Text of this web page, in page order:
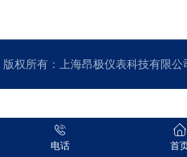
版权所有：上海昂极仪表科技有限公
电话 首